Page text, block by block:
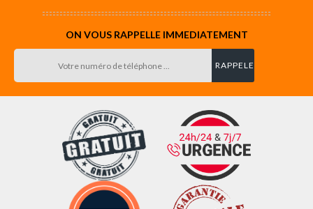
ON VOUS RAPPELLE IMMEDIATEMENT